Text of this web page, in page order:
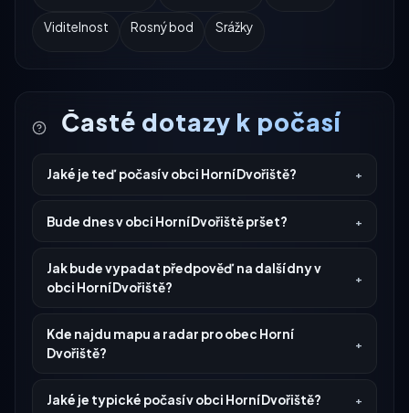
Viditelnost Rosný bod Srážky
Časté dotazy k počasí
Jaké je teď počasí v obci Horní Dvořiště?
Bude dnes v obci Horní Dvořiště pršet?
Jak bude vypadat předpověď na další dny v
obci Horní Dvořiště?
Kde najdu mapu a radar pro obec Horní
Dvořiště?
Jaké je typické počasí v obci Horní Dvořiště?